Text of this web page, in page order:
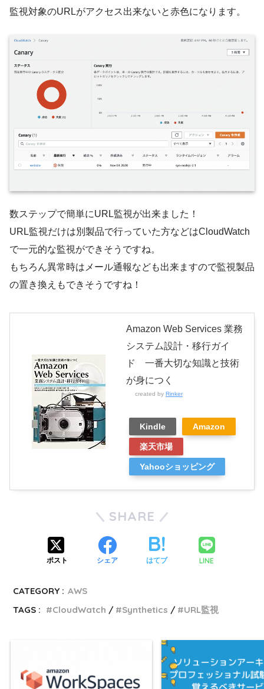
監視対象のURLがアクセス出来ないと赤色になります。
数ステップで簡単にURL監視が出来ました！
URL監視だけは別製品で行っていた方などはCloudWatch
で一元的な監視ができそうですね。
もちろん異常時はメール通報なども出来ますので監視製品
の置き換えもできそうですね！
Amazon Web Services 業務
システム設計・移行ガイ
ド 一番大切な知識と技術
が身につく
created by Rinker
Kindle Amazon
楽天市場
Yahooショッピング
SHARE
ポスト シェア はてブ LINE
CATEGORY : AWS
TAGS :
CloudWatch Synthetics URL監視